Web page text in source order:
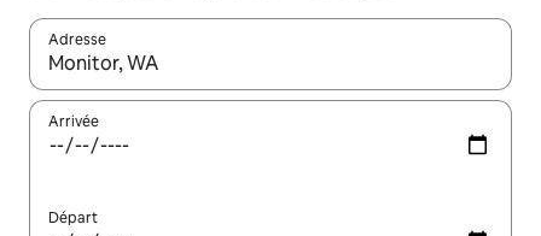
Adresse
Lorsque les résultats s'affichent, utilisez les flèches vers le
Arrivée
Départ